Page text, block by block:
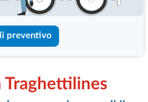
preventivo
Traghettilines